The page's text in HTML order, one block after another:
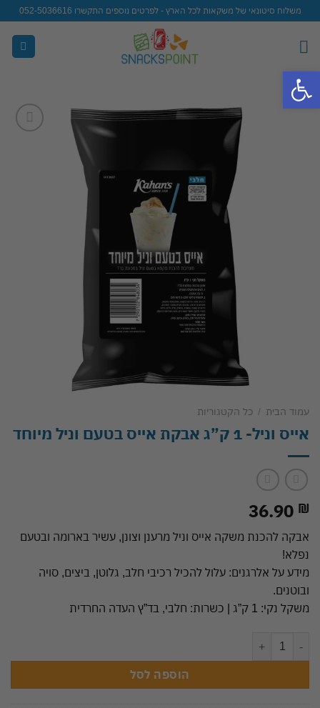
פתח סרגל נגישות
Skip
content
משלוח סיטונאי של משקאות לכל הארץ - לפרטים נוספים התקשרו 052-5036616
עמוד הבית / כל הקטגוריות
אייס וניל- 1 ק”ג אבקת אייס בטעם וניל מיוחד
36.90 ₪
אבקה להכנת משקה אייס וניל מרענן וצונן, עשיר בארומה ובטעם
נפלא!
מידע על אלרגנים: עלול להכיל רכיבי חלב, גלוטן, ביצים, סויה
ובוטנים.
משקל נקי: 1 ק”ג | כשרות: חלבי, בד”ץ העדה החרדית
כמות של אייס וניל- 1 ק"ג אבקת אייס בטעם וניל מיוחד
הוספה לסל